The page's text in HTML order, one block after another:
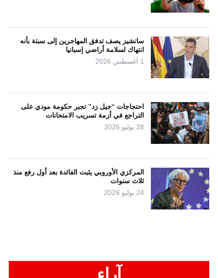
سانشيز يصف تدفق المهاجرين إلى سبتة بأنه
انتهاك لسلامة أراضي إسبانيا
1 أغسطس 2026
احتجاجات “جيل زد” تجبر حكومة مودي على
التراجع في أزمة تسريب الامتحانات
28 يوليو 2026
المركزي الأوروبي يثبت الفائدة بعد أول رفع منذ
ثلاث سنوات
24 يوليو 2026
آراء